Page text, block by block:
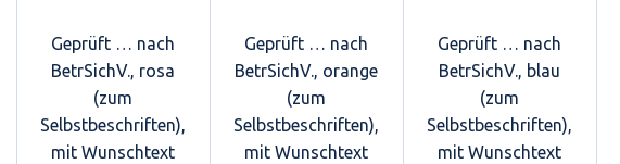
Geprüft … nach
BetrSichV., rosa
(zum
Selbstbeschriften),
mit Wunschtext
Geprüft … nach
BetrSichV., orange
(zum
Selbstbeschriften),
mit Wunschtext
Geprüft … nach
BetrSichV., blau
(zum
Selbstbeschriften),
mit Wunschtext